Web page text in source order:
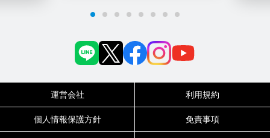
運営会社 利用規約
個人情報保護方針 免責事項